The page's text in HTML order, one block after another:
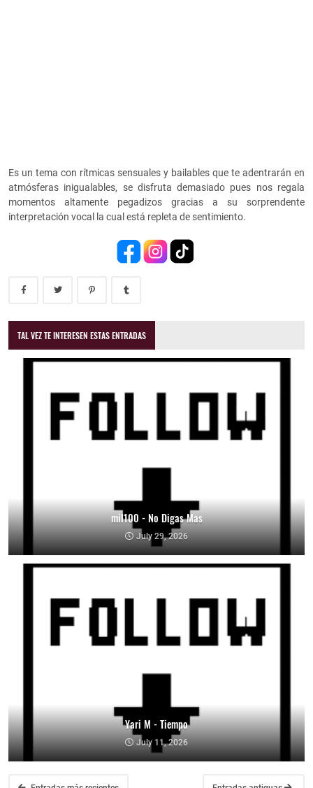
Es un tema con rítmicas sensuales y bailables que te adentrarán en
atmósferas inigualables, se disfruta demasiado pues nos regala
momentos altamente pegadizos gracias a su sorprendente
interpretación vocal la cual está repleta de sentimiento.
TAL VEZ TE INTERESEN ESTAS ENTRADAS
mil100 - No Digas Mas
July 29, 2026
Yari M - Tiempo
July 11, 2026